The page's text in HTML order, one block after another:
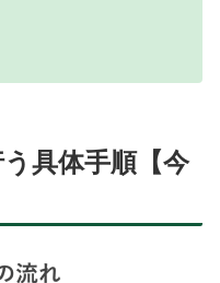
具体手順【今